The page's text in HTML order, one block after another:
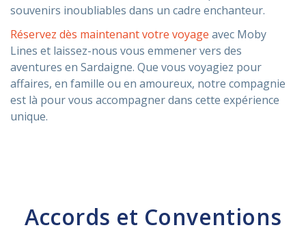
souvenirs inoubliables dans un cadre enchanteur.
Réservez dès maintenant votre voyage avec Moby
Lines et laissez-nous vous emmener vers des
aventures en Sardaigne. Que vous voyagiez pour
affaires, en famille ou en amoureux, notre compagnie
est là pour vous accompagner dans cette expérience
unique.
Accords et Conventions